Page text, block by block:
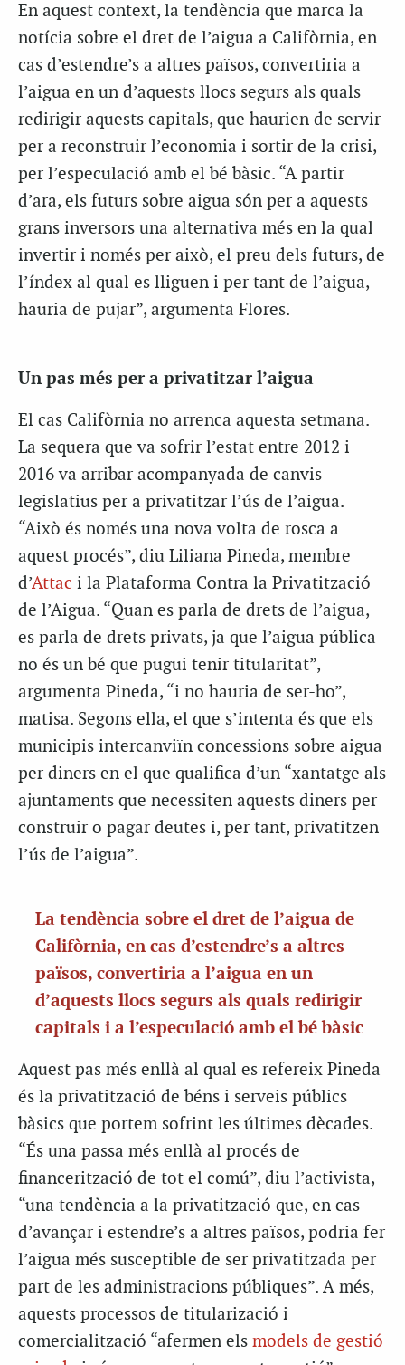
En aquest context, la tendència que marca la
notícia sobre el dret de l’aigua a Califòrnia, en
cas d’estendre’s a altres països, convertiria a
l’aigua en un d’aquests llocs segurs als quals
redirigir aquests capitals, que haurien de servir
per a reconstruir l’economia i sortir de la crisi,
per l’especulació amb el bé bàsic. “A partir
d’ara, els futurs sobre aigua són per a aquests
grans inversors una alternativa més en la qual
invertir i només per això, el preu dels futurs, de
l’índex al qual es lliguen i per tant de l’aigua,
hauria de pujar”, argumenta Flores.
Un pas més per a privatitzar l’aigua
El cas Califòrnia no arrenca aquesta setmana.
La sequera que va sofrir l’estat entre 2012 i
2016 va arribar acompanyada de canvis
legislatius per a privatitzar l’ús de l’aigua.
“Això és només una nova volta de rosca a
aquest procés”, diu Liliana Pineda, membre
d’Attac i la Plataforma Contra la Privatització
de l’Aigua. “Quan es parla de drets de l’aigua,
es parla de drets privats, ja que l’aigua pública
no és un bé que pugui tenir titularitat”,
argumenta Pineda, “i no hauria de ser-ho”,
matisa. Segons ella, el que s’intenta és que els
municipis intercanviïn concessions sobre aigua
per diners en el que qualifica d’un “xantatge als
ajuntaments que necessiten aquests diners per
construir o pagar deutes i, per tant, privatitzen
l’ús de l’aigua”.
La tendència sobre el dret de l’aigua de
Califòrnia, en cas d’estendre’s a altres
països, convertiria a l’aigua en un
d’aquests llocs segurs als quals redirigir
capitals i a l’especulació amb el bé bàsic
Aquest pas més enllà al qual es refereix Pineda
és la privatització de béns i serveis públics
bàsics que portem sofrint les últimes dècades.
“És una passa més enllà al procés de
financerització de tot el comú”, diu l’activista,
“una tendència a la privatització que, en cas
d’avançar i estendre’s a altres països, podria fer
l’aigua més susceptible de ser privatitzada per
part de les administracions públiques”. A més,
aquests processos de titularizació i
comercialització “afermen els models de gestió